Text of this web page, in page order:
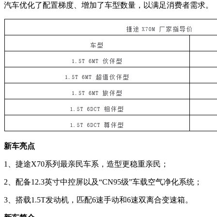
汽车优化了配置梯度、增加了车型数量，以满足消费者需求。
新车亮点
1、捷途X70系列最亲民车系，造型更稳重亲民；
2、配备12.3英寸中控屏以及“CN95级”车载空气净化系统；
3、搭载1.5T发动机，匹配6速手动和6速双离合变速箱。